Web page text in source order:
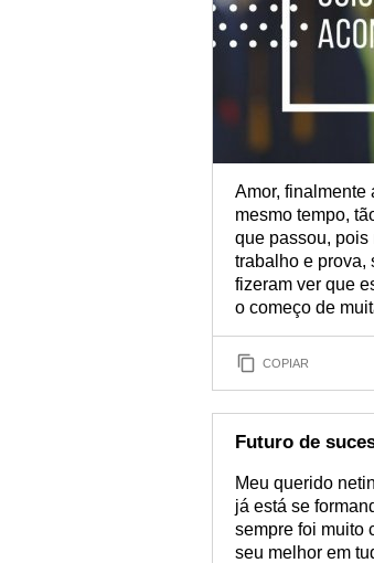
Amor, finalmente
mesmo tempo,
que passou, pois
trabalho e prova,
fizeram ver que
o começo de
COPIAR
Futuro de
Meu querido
já está se
sempre foi muito
seu melhor em